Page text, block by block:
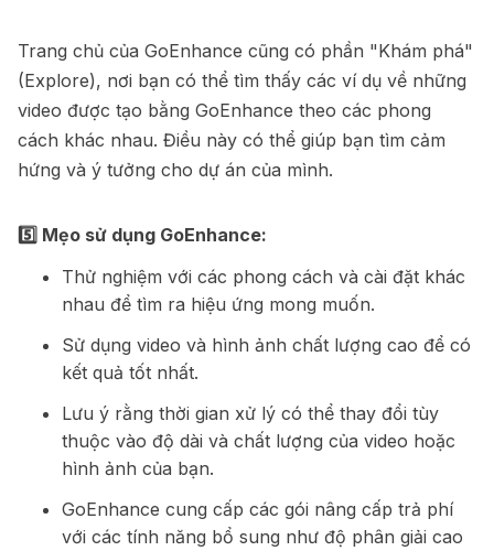
Trang chủ của GoEnhance cũng có phần "Khám phá"
(Explore), nơi bạn có thể tìm thấy các ví dụ về những
video được tạo bằng GoEnhance theo các phong
cách khác nhau. Điều này có thể giúp bạn tìm cảm
hứng và ý tưởng cho dự án của mình.
5️⃣ Mẹo sử dụng GoEnhance:
Thử nghiệm với các phong cách và cài đặt khác
nhau để tìm ra hiệu ứng mong muốn.
Sử dụng video và hình ảnh chất lượng cao để có
kết quả tốt nhất.
Lưu ý rằng thời gian xử lý có thể thay đổi tùy
thuộc vào độ dài và chất lượng của video hoặc
hình ảnh của bạn.
GoEnhance cung cấp các gói nâng cấp trả phí
với các tính năng bổ sung như độ phân giải cao